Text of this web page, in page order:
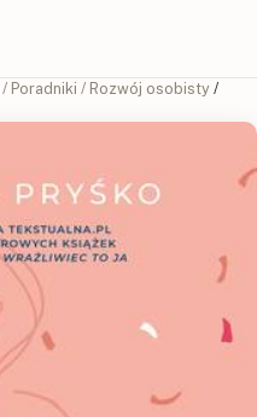
/ Poradniki / Rozwój osobisty /